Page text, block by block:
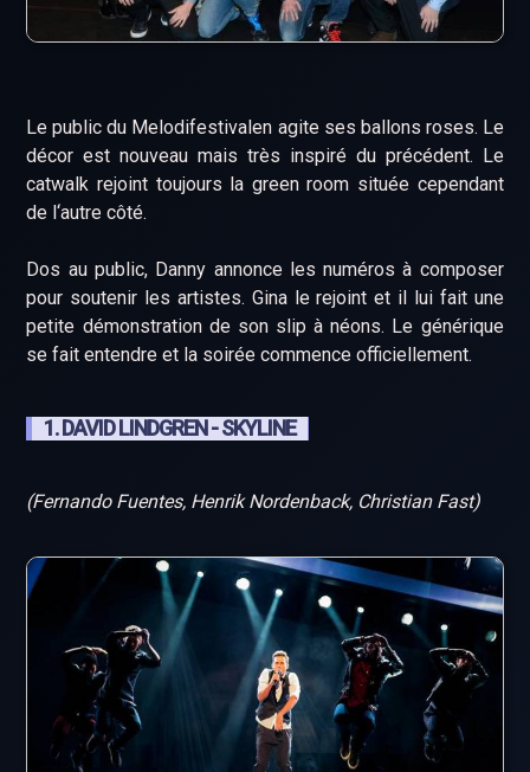
Le public du Melodifestivalen agite ses ballons roses. Le
décor est nouveau mais très inspiré du précédent. Le
catwalk rejoint toujours la green room située cependant
de l‘autre côté.
Dos au public, Danny annonce les numéros à composer
pour soutenir les artistes. Gina le rejoint et il lui fait une
petite démonstration de son slip à néons. Le générique
se fait entendre et la soirée commence officiellement.
1. DAVID LINDGREN - SKYLINE
(Fernando Fuentes, Henrik Nordenback, Christian Fast)